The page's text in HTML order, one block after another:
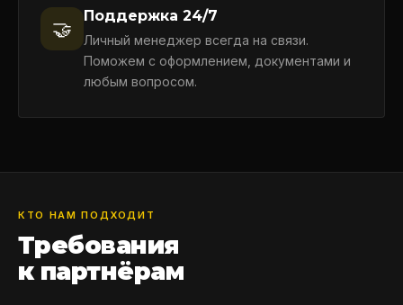
🤝
Поддержка 24/7
Личный менеджер всегда на связи.
Поможем с оформлением, документами и
любым вопросом.
КТО НАМ ПОДХОДИТ
Требования
к партнёрам